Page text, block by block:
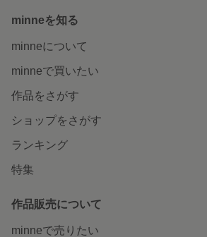
minneを知る
minneについて
minneで買いたい
作品をさがす
ショップをさがす
ランキング
特集
作品販売について
minneで売りたい